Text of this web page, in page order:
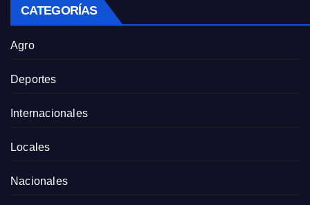
CATEGORÍAS
Agro
Deportes
Internacionales
Locales
Nacionales